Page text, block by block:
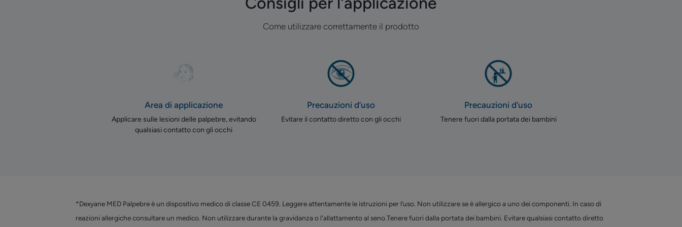
Come utilizzare correttamente il prodotto
Area di applicazione
Applicare sulle lesioni delle palpebre, evitando
qualsiasi contatto con gli occhi
Precauzioni d’uso
Evitare il contatto diretto con gli occhi
Precauzioni d’uso
Tenere fuori dalla portata dei bambini
*Dexyane MED Palpebre è un dispositivo medico di classe CE 0459. Leggere attentamente le istruzioni per l’uso. Non utilizzare se è allergico a uno dei componenti. In caso di
reazioni allergiche consultare un medico. Non utilizzare durante la gravidanza o l'allattamento al seno.Tenere fuori dalla portata dei bambini. Evitare qualsiasi contatto diretto